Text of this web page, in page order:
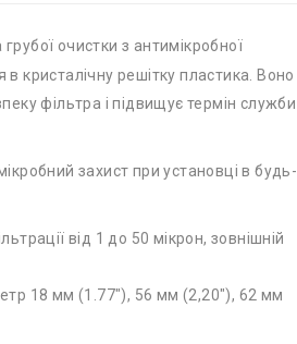
очистки з антимікробної
кристалічну решітку пластика. Воно
фільтра і підвищує термін служби
захист при установці в будь-
від 1 до 50 мікрон, зовнішній
18 мм (1.77″), 56 мм (2,20″), 62 мм